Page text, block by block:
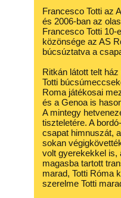
Francesco Totti az
és 2006-ban az
Francesco Totti
közönsége az AS
búcsúztatva a
Ritkán látott telt
Totti
Roma játékosai
és a Genoa is
A mintegy
tiszteletére. A
csapat himnuszát,
sokan
volt gyerekekkel is,
magasba tartott
marad, Totti Róma
szerelme Totti